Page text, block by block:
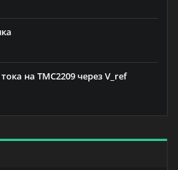
на TMC2209 через V_ref